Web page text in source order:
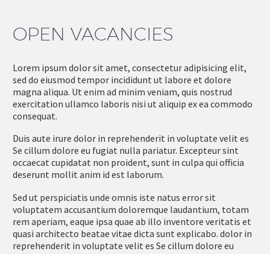
OPEN VACANCIES
Lorem ipsum dolor sit amet, consectetur adipisicing elit,
sed do eiusmod tempor incididunt ut labore et dolore
magna aliqua. Ut enim ad minim veniam, quis nostrud
exercitation ullamco laboris nisi ut aliquip ex ea commodo
consequat.
Duis aute irure dolor in reprehenderit in voluptate velit es
Se cillum dolore eu fugiat nulla pariatur. Excepteur sint
occaecat cupidatat non proident, sunt in culpa qui officia
deserunt mollit anim id est laborum.
Sed ut perspiciatis unde omnis iste natus error sit
voluptatem accusantium doloremque laudantium, totam
rem aperiam, eaque ipsa quae ab illo inventore veritatis et
quasi architecto beatae vitae dicta sunt explicabo. dolor in
reprehenderit in voluptate velit es Se cillum dolore eu